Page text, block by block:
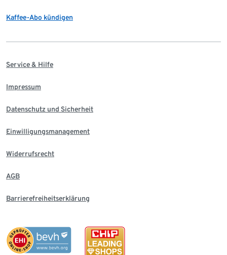
Kaffee-Abo kündigen
Service & Hilfe
Impressum
Datenschutz und Sicherheit
Einwilligungsmanagement
Widerrufsrecht
AGB
Barrierefreiheitserklärung